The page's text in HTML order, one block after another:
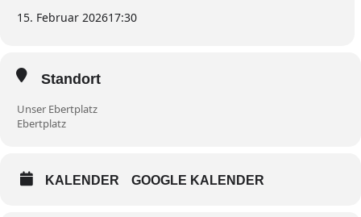
15. Februar 202617:30
Standort
Unser Ebertplatz
Ebertplatz
KALENDER GOOGLE KALENDER